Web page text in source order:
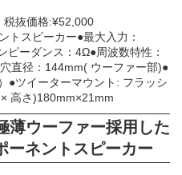
抜価格:¥52,000
トスピーカー●最大入力：
ピーダンス：4Ω●周波数特性：
直径：144mm( ウーファー部)●
●ツイーターマウント: フラッシ
高さ)180mm×21mm
薄ウーファー採用した
ーネントスピーカー